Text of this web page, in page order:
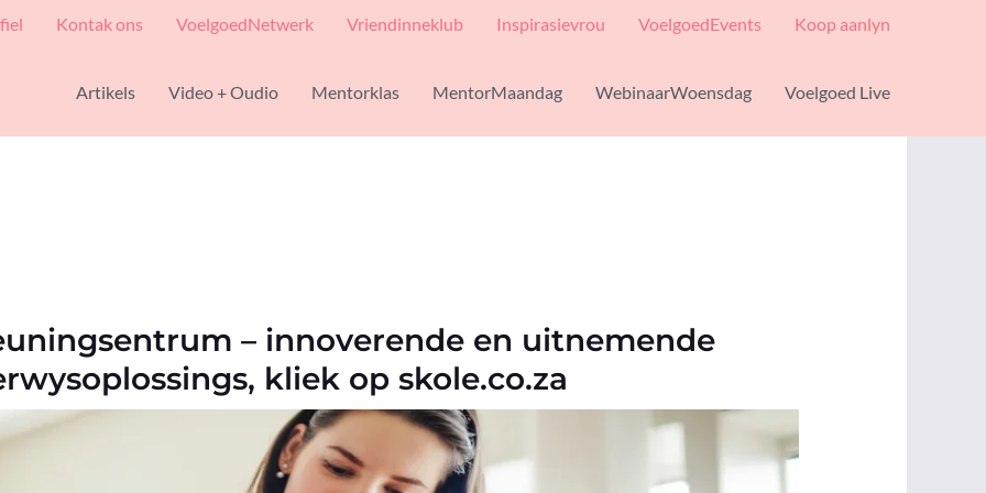
Kontak ons VoelgoedNetwerk Vriendinneklub Inspirasievrou VoelgoedEvents Koop aanlyn
Artikels Video + Oudio Mentorklas MentorMaandag WebinaarWoensdag Voelgoed Live
– innoverende en uitnemende
kliek op skole.co.za